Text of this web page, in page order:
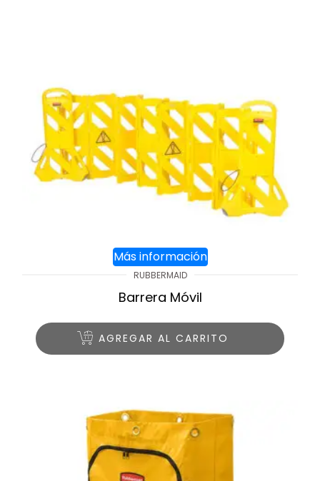
Más información
RUBBERMAID
Barrera Móvil
AGREGAR AL CARRITO